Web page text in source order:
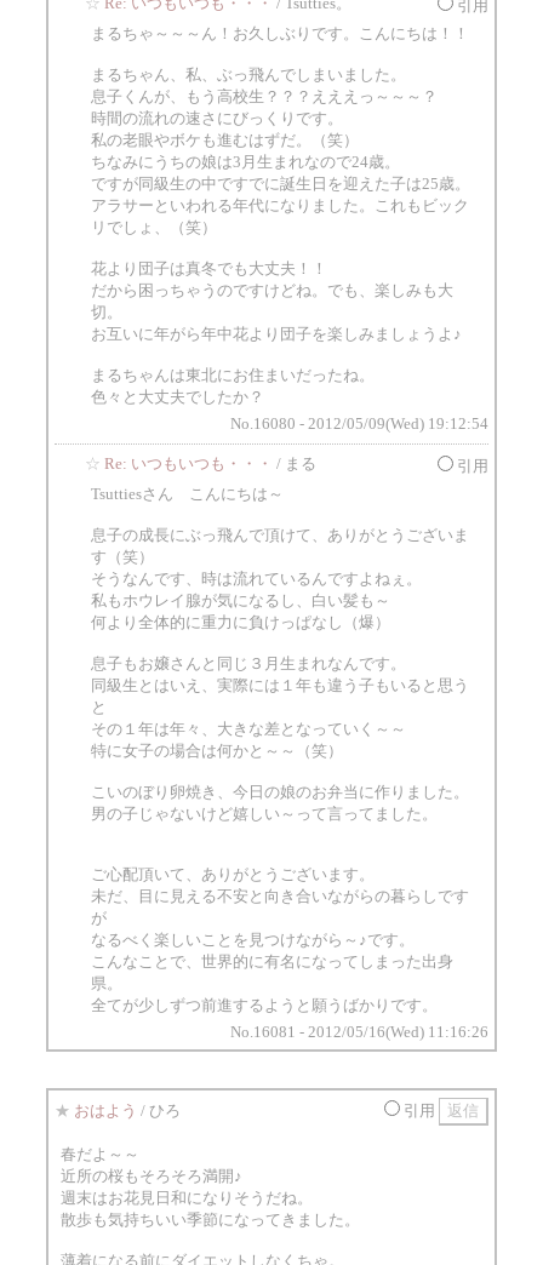
引用
まるちゃ～～～ん！お久しぶりです。こんにちは！！
まるちゃん、私、ぶっ飛んでしまいました。
息子くんが、もう高校生？？？えええっ～～～？
時間の流れの速さにびっくりです。
私の老眼やボケも進むはずだ。（笑）
ちなみにうちの娘は3月生まれなので24歳。
ですが同級生の中ですでに誕生日を迎えた子は25歳。
アラサーといわれる年代になりました。これもビック
リでしょ、（笑）
花より団子は真冬でも大丈夫！！
だから困っちゃうのですけどね。でも、楽しみも大
切。
お互いに年がら年中花より団子を楽しみましょうよ♪
まるちゃんは東北にお住まいだったね。
色々と大丈夫でしたか？
No.16080 - 2012/05/09(Wed) 19:12:54
☆ Re: いつもいつも・・・ / まる
引用
Tsuttiesさん こんにちは～
息子の成長にぶっ飛んで頂けて、ありがとうございま
す（笑）
そうなんです、時は流れているんですよねぇ。
私もホウレイ腺が気になるし、白い髪も～
何より全体的に重力に負けっぱなし（爆）
息子もお嬢さんと同じ３月生まれなんです。
同級生とはいえ、実際には１年も違う子もいると思う
と
その１年は年々、大きな差となっていく～～
特に女子の場合は何かと～～（笑）
こいのぼり卵焼き、今日の娘のお弁当に作りました。
男の子じゃないけど嬉しい～って言ってました。
ご心配頂いて、ありがとうございます。
未だ、目に見える不安と向き合いながらの暮らしです
が
なるべく楽しいことを見つけながら～♪です。
こんなことで、世界的に有名になってしまった出身
県。
全てが少しずつ前進するようと願うばかりです。
No.16081 - 2012/05/16(Wed) 11:16:26
★ おはよう / ひろ 引用
春だよ～～
近所の桜もそろそろ満開♪
週末はお花見日和になりそうだね。
散歩も気持ちいい季節になってきました。
薄着になる前にダイエットしなくちゃ。